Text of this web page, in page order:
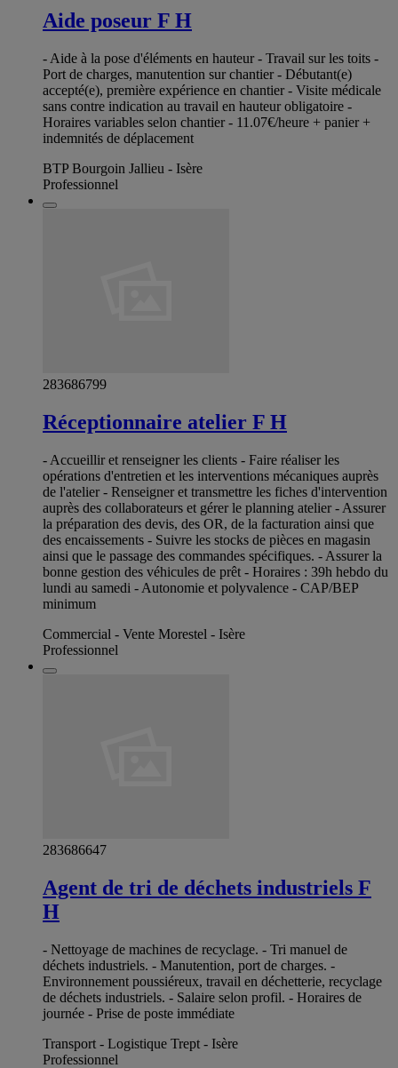
Aide poseur F H
- Aide à la pose d'éléments en hauteur - Travail sur les toits -
Port de charges, manutention sur chantier - Débutant(e)
accepté(e), première expérience en chantier - Visite médicale
sans contre indication au travail en hauteur obligatoire -
Horaires variables selon chantier - 11.07€/heure + panier +
indemnités de déplacement
BTP Bourgoin Jallieu - Isère
Professionnel
283686799
Réceptionnaire atelier F H
- Accueillir et renseigner les clients - Faire réaliser les
opérations d'entretien et les interventions mécaniques auprès
de l'atelier - Renseigner et transmettre les fiches d'intervention
auprès des collaborateurs et gérer le planning atelier - Assurer
la préparation des devis, des OR, de la facturation ainsi que
des encaissements - Suivre les stocks de pièces en magasin
ainsi que le passage des commandes spécifiques. - Assurer la
bonne gestion des véhicules de prêt - Horaires : 39h hebdo du
lundi au samedi - Autonomie et polyvalence - CAP/BEP
minimum
Commercial - Vente Morestel - Isère
Professionnel
283686647
Agent de tri de déchets industriels F
H
- Nettoyage de machines de recyclage. - Tri manuel de
déchets industriels. - Manutention, port de charges. -
Environnement poussiéreux, travail en déchetterie, recyclage
de déchets industriels. - Salaire selon profil. - Horaires de
journée - Prise de poste immédiate
Transport - Logistique Trept - Isère
Professionnel